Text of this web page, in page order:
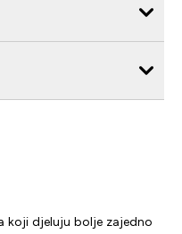
koji djeluju bolje zajedno